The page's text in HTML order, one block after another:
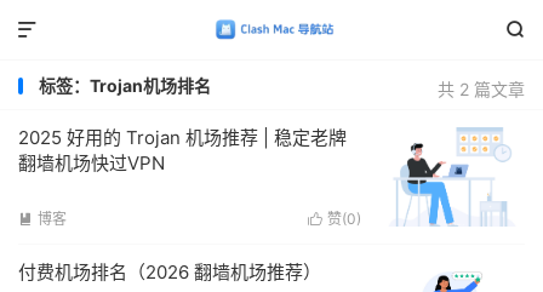


共 2 篇文章
标签：Trojan机场排名
2025 好用的 Trojan 机场推荐 | 稳定老牌
翻墙机场快过VPN
 赞(0)
 博客
付费机场排名（2026 翻墙机场推荐）